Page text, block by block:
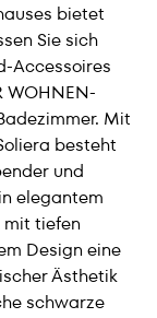
bietet
Sie sich
Accessoires
WOHNEN-
Mit
besteht
und
elegantem
tiefen
Design eine
Ästhetik
schwarze